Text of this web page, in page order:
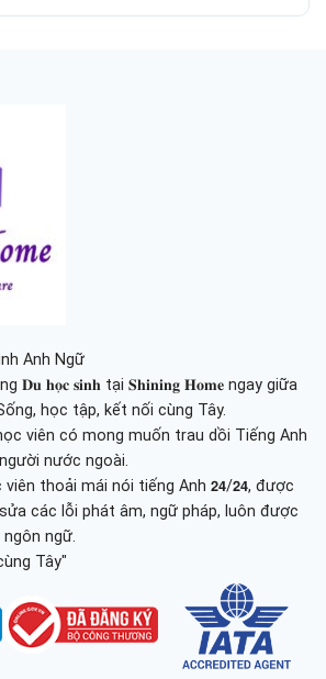
Anh Ngữ
𝐃𝐮 𝐡𝐨̣𝐜 𝐬𝐢𝐧𝐡 tại 𝐒𝐡𝐢𝐧𝐢𝐧𝐠 𝐇𝐨𝐦𝐞 ngay giữa
học tập, kết nối cùng Tây.
viên có mong muốn trau dồi Tiếng Anh
nước ngoài.
viên thoải mái nói tiếng Anh 𝟮𝟰/𝟮𝟰, được
các lỗi phát âm, ngữ pháp, luôn được
ngữ.
Tây"